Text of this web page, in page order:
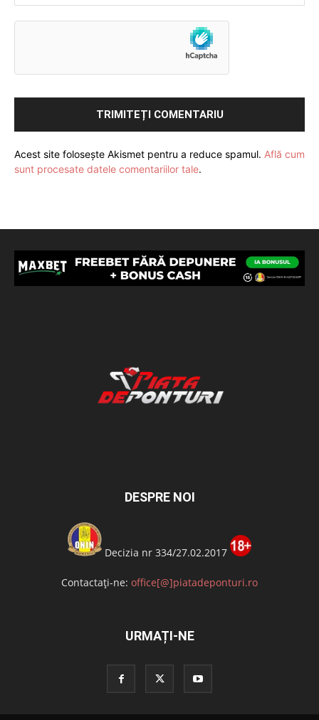
Acest site folosește Akismet pentru a reduce spamul. Află cum
sunt procesate datele comentariilor tale.
DESPRE NOI
Decizia nr 334/27.02.2017
Contactați-ne: office[@]piatadeponturi.ro
URMAȚI-NE